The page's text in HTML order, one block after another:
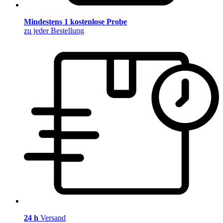
Mindestens 1 kostenlose Probe
zu jeder Bestellung
24 h Versand